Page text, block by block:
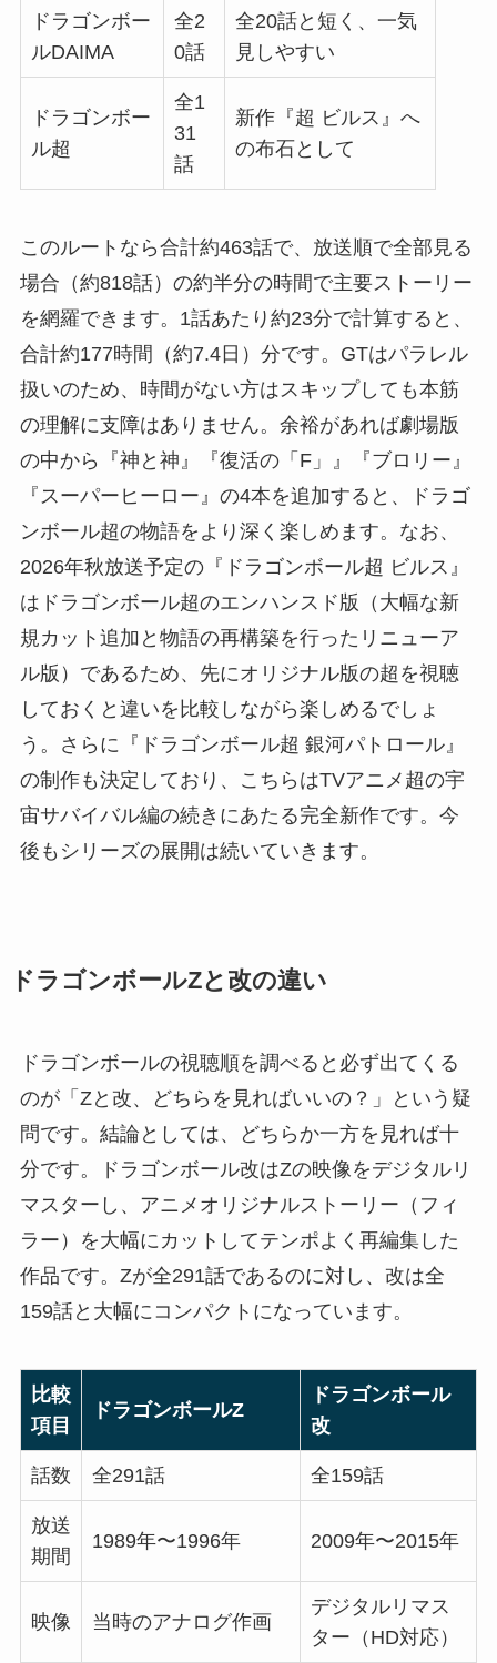
ドラゴンボー
ルDAIMA
全2
0話
全20話と短く、一気
見しやすい
ドラゴンボー
ル超
全1
31
話
新作『超 ビルス』へ
の布石として
このルートなら合計約463話で、放送順で全部見る
場合（約818話）の約半分の時間で主要ストーリー
を網羅できます。1話あたり約23分で計算すると、
合計約177時間（約7.4日）分です。GTはパラレル
扱いのため、時間がない方はスキップしても本筋
の理解に支障はありません。余裕があれば劇場版
の中から『神と神』『復活の「F」』『ブロリー』
『スーパーヒーロー』の4本を追加すると、ドラゴ
ンボール超の物語をより深く楽しめます。なお、
2026年秋放送予定の『ドラゴンボール超 ビルス』
はドラゴンボール超のエンハンスド版（大幅な新
規カット追加と物語の再構築を行ったリニューア
ル版）であるため、先にオリジナル版の超を視聴
しておくと違いを比較しながら楽しめるでしょ
う。さらに『ドラゴンボール超 銀河パトロール』
の制作も決定しており、こちらはTVアニメ超の宇
宙サバイバル編の続きにあたる完全新作です。今
後もシリーズの展開は続いていきます。
ドラゴンボールZと改の違い
ドラゴンボールの視聴順を調べると必ず出てくる
のが「Zと改、どちらを見ればいいの？」という疑
問です。結論としては、どちらか一方を見れば十
分です。ドラゴンボール改はZの映像をデジタルリ
マスターし、アニメオリジナルストーリー（フィ
ラー）を大幅にカットしてテンポよく再編集した
作品です。Zが全291話であるのに対し、改は全
159話と大幅にコンパクトになっています。
比較
項目
ドラゴンボールZ
ドラゴンボール
改
話数 全291話 全159話
放送
期間
1989年〜1996年 2009年〜2015年
映像 当時のアナログ作画
デジタルリマス
ター（HD対応）